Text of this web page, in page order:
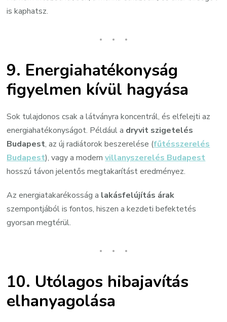
is kaphatsz.
9. Energiahatékonyság
figyelmen kívül hagyása
Sok tulajdonos csak a látványra koncentrál, és elfelejti az
energiahatékonyságot. Például a dryvit szigetelés
Budapest, az új radiátorok beszerelése (fűtésszerelés
Budapest), vagy a modernvillanyszerelés Budapest
hosszú távon jelentős megtakarítást eredményez.
Az energiatakarékosság a lakásfelújítás árak
szempontjából is fontos, hiszen a kezdeti befektetés
gyorsan megtérül.
10. Utólagos hibajavítás
elhanyagolása